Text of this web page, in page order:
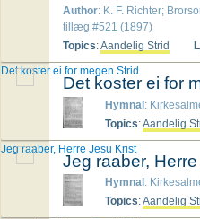
Author: K. F. Richter;
tillæg #521 (1897)
Topics:Aandelig Strid
Det koster ei for
Hymnal:
Topics:Aandelig
Det koster ei for megen Strid
Jeg raaber,
Hymnal :
Topics:Aandelig
Jeg raaber, Herre Jesu Krist